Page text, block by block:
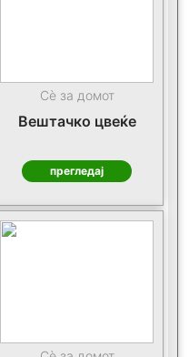
Сè за домот
Вештачко цвеќе
прегледај